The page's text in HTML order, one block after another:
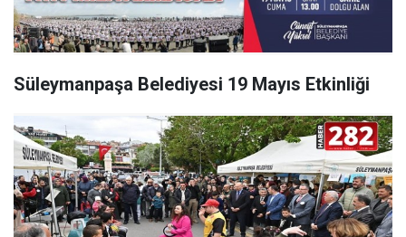
Süleymanpaşa Belediyesi 19 Mayıs Etkinliği